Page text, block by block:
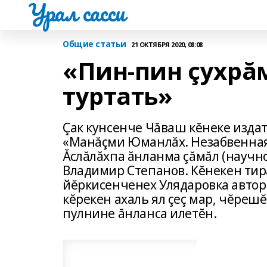
Урал сасси
Общие статьи 21 ОКТЯБРЯ 2020, 08:08
«Пин-пин
туртать»
Çак кунсенче Чăваш кĕнеке
«Манăçми Юманлăх.
Ăслăлăхпа ăнланма çăмăл
Владимир Степанов. Кĕнекен
йĕркисенченех Улядаровка
кĕрекен ахаль ял çеç мар,
пулнине ăнланса илетĕн.